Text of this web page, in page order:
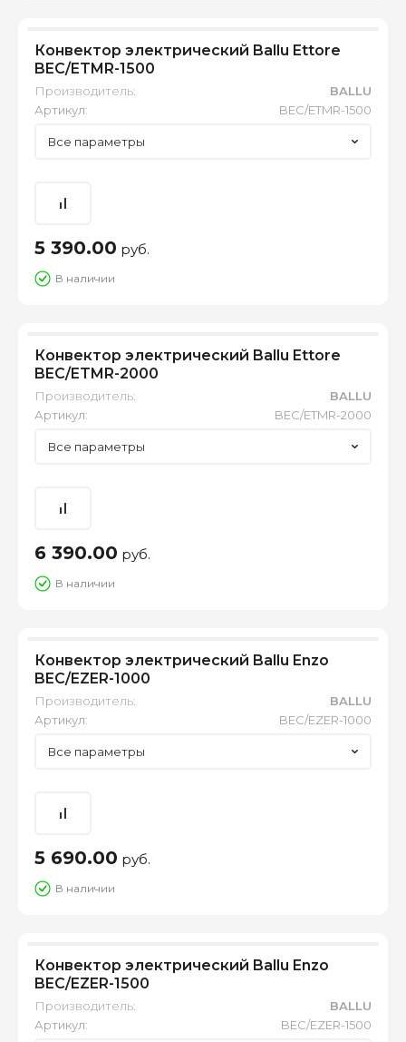
Конвектор электрический Ballu Ettore
BEC/ETMR-1500
Производитель:
BALLU
Артикул:
BEC/ETMR-1500
Все параметры
5 390.00 руб.
В наличии
Конвектор электрический Ballu Ettore
BEC/ETMR-2000
Производитель:
BALLU
Артикул:
BEC/ETMR-2000
Все параметры
6 390.00 руб.
В наличии
Конвектор электрический Ballu Enzo
BEC/EZER-1000
Производитель:
BALLU
Артикул:
BEC/EZER-1000
Все параметры
5 690.00 руб.
В наличии
Конвектор электрический Ballu Enzo
BEC/EZER-1500
Производитель:
BALLU
Артикул:
BEC/EZER-1500